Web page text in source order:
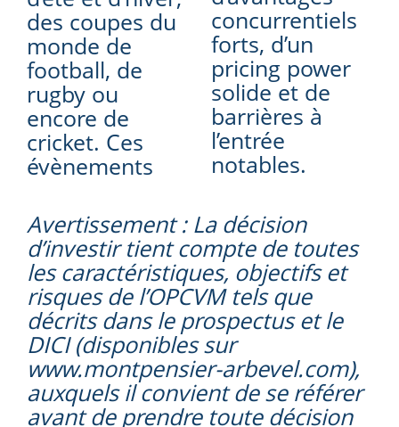
des coupes du
monde de
football, de
rugby ou
encore de
cricket. Ces
évènements
concurrentiels
forts, d’un
pricing power
solide et de
barrières à
l’entrée
notables.
Avertissement : La décision
d’investir tient compte de toutes
les caractéristiques, objectifs et
risques de l’OPCVM tels que
décrits dans le prospectus et le
DICI (disponibles sur
www.montpensier-arbevel.com),
auxquels il convient de se référer
avant de prendre toute décision